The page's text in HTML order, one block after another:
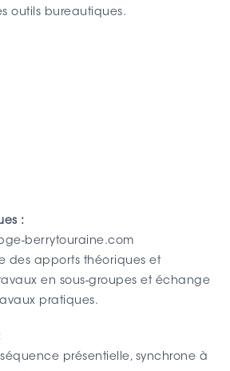
outils bureautiques.
:
berrytouraine.com
des apports théoriques et
en sous-groupes et échange
pratiques.
présentielle, synchrone à